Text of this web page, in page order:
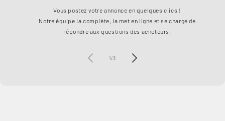
Vous postez votre annonce en quelques clics !
Notre équipe la complète, la met en ligne et se charge de
répondre aux questions des acheteurs.
1/de
3